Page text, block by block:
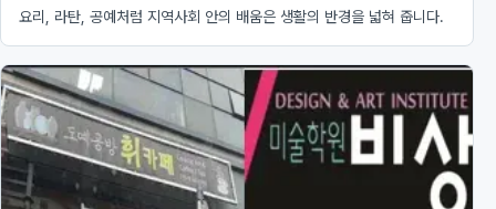
요리, 라탄, 공예처럼 지역사회 안의 배움은 생활의 반경을 넓혀 줍니다.